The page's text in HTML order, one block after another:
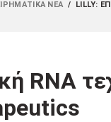
ΝΈΑ / LILLY:
RNA